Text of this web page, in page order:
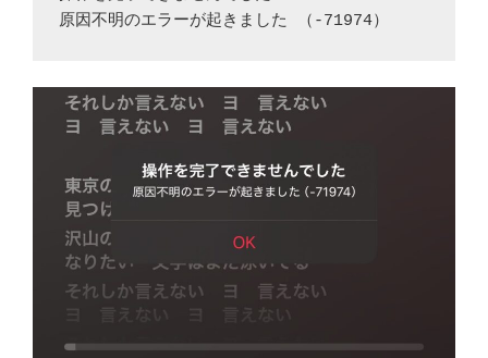
原因不明のエラーが起きました （-71974）